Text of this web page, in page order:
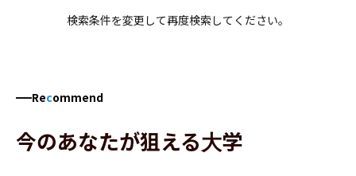
検索条件を変更して再度検索してください。
Recommend
今のあなたが狙える大学